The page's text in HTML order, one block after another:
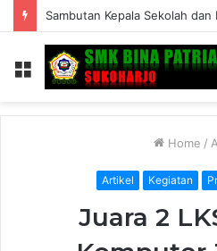
Menu
Home /
Artikel Kegiatan
Juara 2